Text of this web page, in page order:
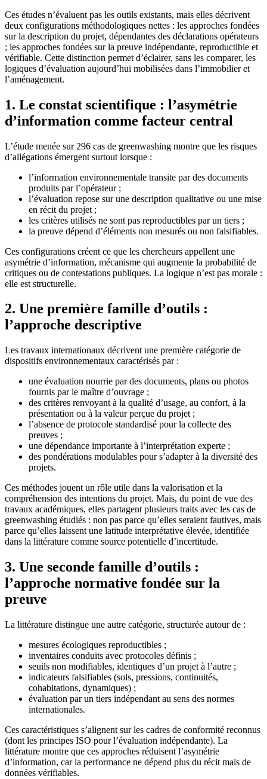
Ces études n’évaluent pas les outils existants, mais elles décrivent
deux configurations méthodologiques nettes : les approches fondées
sur la description du projet, dépendantes des déclarations opérateurs
; les approches fondées sur la preuve indépendante, reproductible et
vérifiable. Cette distinction permet d’éclairer, sans les comparer, les
logiques d’évaluation aujourd’hui mobilisées dans l’immobilier et
l’aménagement.
1. Le constat scientifique : l’asymétrie
d’information comme facteur central
L’étude menée sur 296 cas de greenwashing montre que les risques
d’allégations émergent surtout lorsque :
l’information environnementale transite par des documents
produits par l’opérateur ;
l’évaluation repose sur une description qualitative ou une mise
en récit du projet ;
les critères utilisés ne sont pas reproductibles par un tiers ;
la preuve dépend d’éléments non mesurés ou non falsifiables.
Ces configurations créent ce que les chercheurs appellent une
asymétrie d’information, mécanisme qui augmente la probabilité de
critiques ou de contestations publiques. La logique n’est pas morale :
elle est structurelle.
2. Une première famille d’outils :
l’approche descriptive
Les travaux internationaux décrivent une première catégorie de
dispositifs environnementaux caractérisés par :
une évaluation nourrie par des documents, plans ou photos
fournis par le maître d’ouvrage ;
des critères renvoyant à la qualité d’usage, au confort, à la
présentation ou à la valeur perçue du projet ;
l’absence de protocole standardisé pour la collecte des
preuves ;
une dépendance importante à l’interprétation experte ;
des pondérations modulables pour s’adapter à la diversité des
projets.
Ces méthodes jouent un rôle utile dans la valorisation et la
compréhension des intentions du projet. Mais, du point de vue des
travaux académiques, elles partagent plusieurs traits avec les cas de
greenwashing étudiés : non pas parce qu’elles seraient fautives, mais
parce qu’elles laissent une latitude interprétative élevée, identifiée
dans la littérature comme source potentielle d’incertitude.
3. Une seconde famille d’outils :
l’approche normative fondée sur la
preuve
La littérature distingue une autre catégorie, structurée autour de :
mesures écologiques reproductibles ;
inventaires conduits avec protocoles définis ;
seuils non modifiables, identiques d’un projet à l’autre ;
indicateurs falsifiables (sols, pressions, continuités,
cohabitations, dynamiques) ;
évaluation par un tiers indépendant au sens des normes
internationales.
Ces caractéristiques s’alignent sur les cadres de conformité reconnus
(dont les principes ISO pour l’évaluation indépendante). La
littérature montre que ces approches réduisent l’asymétrie
d’information, car la performance ne dépend plus du récit mais de
données vérifiables.